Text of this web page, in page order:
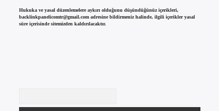
Hukuka ve yasal düzenlemelere aykırı olduğunu düşündüğünüz içerikleri,
backlinkpanelicomtr@gmail.comadresine bildirmeniz halinde, ilgili içerikler yasal
süre içerisinde sitemizden kaldırılacaktır.